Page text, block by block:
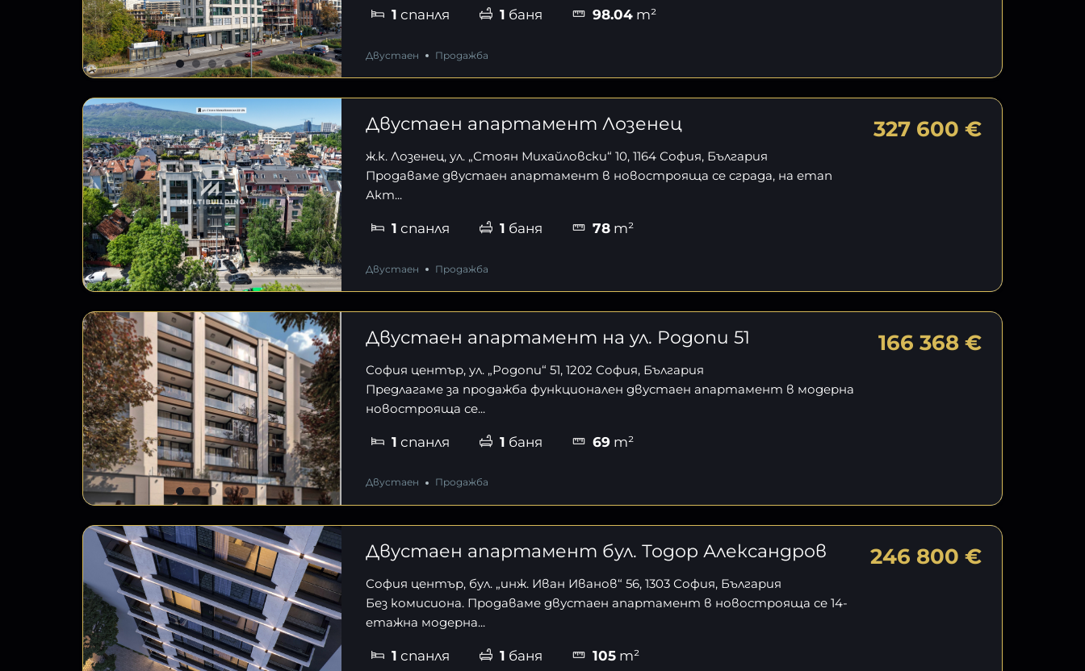
1 спанля 1 баня 98.04 m²
Двустаен Продажба
Двустаен апартамент Лозенец
ж.к. Лозенец, ул. „Стоян Михайловски“ 10, 1164 София, България
Продаваме двустаен апартамент в новострояща се сграда, на етап
Акт...
1 спанля 1 баня 78 m²
327 600 €
Двустаен Продажба
Двустаен апартамент на ул. Родопи 51
София център, ул. „Родопи“ 51, 1202 София, България
Предлагаме за продажба функционален двустаен апартамент в модерна
новострояща се...
1 спанля 1 баня 69 m²
166 368 €
Двустаен Продажба
Двустаен апартамент бул. Тодор Александров
София център, бул. „инж. Иван Иванов“ 56, 1303 София, България
Без комисиона. Продаваме двустаен апартамент в новострояща се 14-
етажна модерна...
1 спанля 1 баня 105 m²
246 800 €